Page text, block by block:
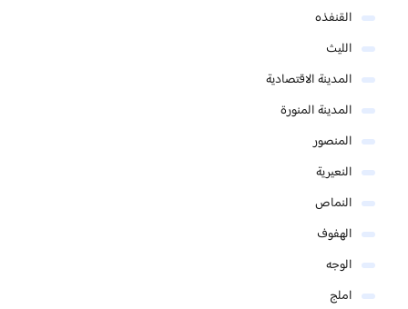
القنفذه
الليث
المدينة الاقتصادية
المدينة المنورة
المنصور
النعيرية
النماص
الهفوف
الوجه
املج